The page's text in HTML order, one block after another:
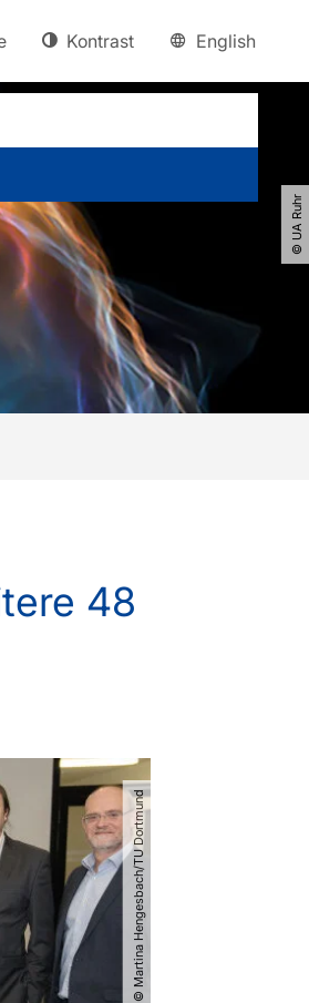
Kontrast English
© UA Ruhr
48
© Martina Hengesbach​/​TU Dortmund